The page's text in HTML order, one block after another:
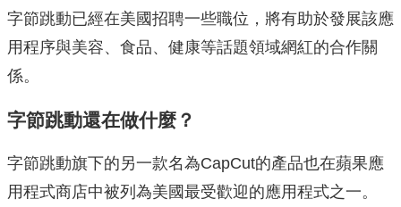
字節跳動已經在美國招聘一些職位，將有助於發展該應
用程序與美容、食品、健康等話題領域網紅的合作關
係。
字節跳動還在做什麼？
字節跳動旗下的另一款名為CapCut的產品也在蘋果應
用程式商店中被列為美國最受歡迎的應用程式之一。